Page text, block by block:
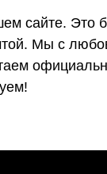
сайте. Это
Мы с